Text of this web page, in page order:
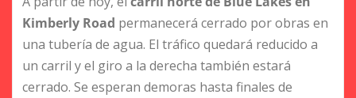
Kimberly Road permanecerá cerrado por obras en
una tubería de agua. El tráfico quedará reducido a
un carril y el giro a la derecha también estará
cerrado. Se esperan demoras hasta finales de